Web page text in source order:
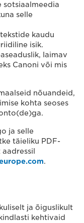
sotsiaalmeedia
selle
kaudu
isik.
laimav
Canoni või mis
nõuandeid,
kohta seoses
ja selle
täieliku PDF-
.
ja õiguslikult
kehtivaid